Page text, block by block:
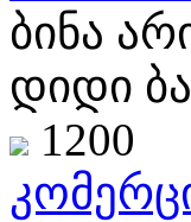
ბინა
დიდი
1200